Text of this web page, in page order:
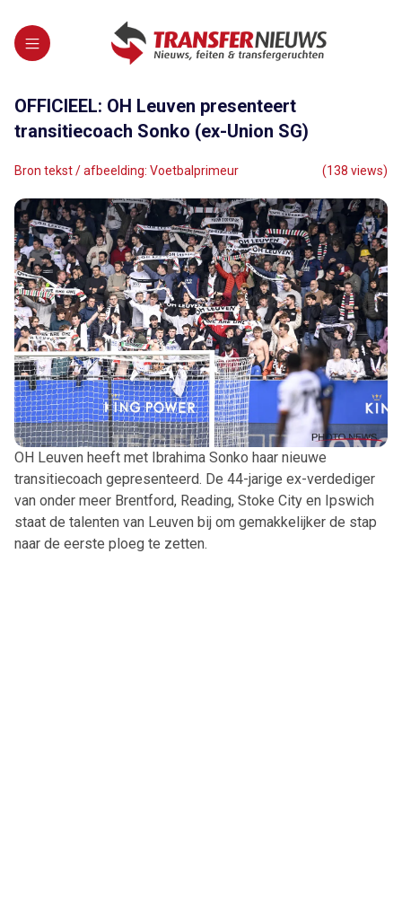
OFFICIEEL: OH Leuven presenteert
transitiecoach Sonko (ex-Union SG)
Bron tekst / afbeelding: Voetbalprimeur (138 views)
OH Leuven heeft met Ibrahima Sonko haar nieuwe
transitiecoach gepresenteerd. De 44-jarige ex-verdediger
van onder meer Brentford, Reading, Stoke City en Ipswich
staat de talenten van Leuven bij om gemakkelijker de stap
naar de eerste ploeg te zetten.